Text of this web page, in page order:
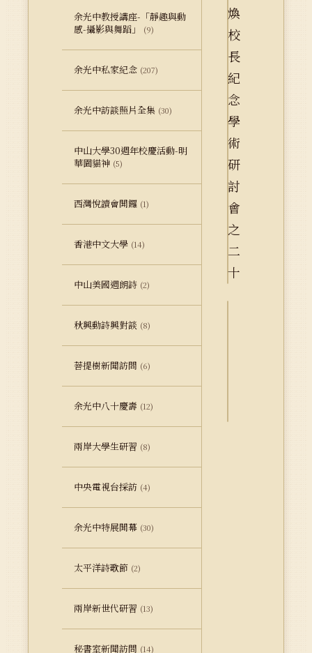
余光中教授講座-「靜趣與動
感-攝影與舞蹈」
(9)
余光中私家紀念 (207)
余光中訪談照片全集 (30)
中山大學30週年校慶活動-明
華園貓神 (5)
西灣悅讀會開鑼 (1)
香港中文大學 (14)
中山美國週朗詩 (2)
秋興動詩興對談 (8)
菩提樹新聞訪問 (6)
余光中八十慶壽 (12)
兩岸大學生研習 (8)
中央電視台採訪 (4)
余光中特展開幕 (30)
太平洋詩歌節 (2)
兩岸新世代研習 (13)
秘書室新聞訪問 (14)